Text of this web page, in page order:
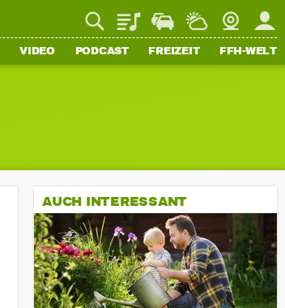
PlaylistStaupilotWetterWebcamMein
VIDEO PODCAST FREIZEIT FFH-WELT
AUCH INTERESSANT